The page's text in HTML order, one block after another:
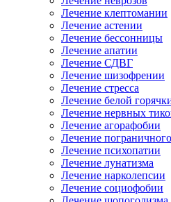
Лечение клептомании
Лечение астении
Лечение бессонницы
Лечение апатии
Лечение СДВГ
Лечение шизофрении
Лечение стресса
Лечение белой
Лечение нервных
Лечение агорафобии
Лечение
Лечение психопатии
Лечение лунатизма
Лечение нарколепсии
Лечение социофобии